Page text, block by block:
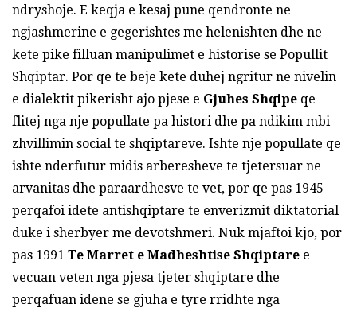
ndryshoje. E keqja e kesaj pune qendronte ne
ngjashmerine e gegerishtes me helenishten dhe ne
kete pike filluan manipulimet e historise se Popullit
Shqiptar. Por qe te beje kete duhej ngritur ne nivelin
e dialektit pikerisht ajo pjese e Gjuhes Shqipe qe
flitej nga nje popullate pa histori dhe pa ndikim mbi
zhvillimin social te shqiptareve. Ishte nje popullate qe
ishte nderfutur midis arberesheve te tjetersuar ne
arvanitas dhe paraardhesve te vet, por qe pas 1945
perqafoi idete antishqiptare te enverizmit diktatorial
duke i sherbyer me devotshmeri. Nuk mjaftoi kjo, por
pas 1991 Te Marret e Madheshtise Shqiptare e
vecuan veten nga pjesa tjeter shqiptare dhe
perqafuan idene se gjuha e tyre rridhte nga